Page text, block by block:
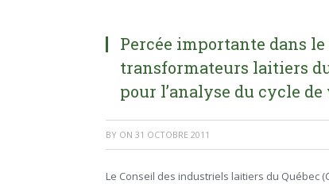
Percée importante dans
transformateurs laitiers
pour l’analyse du cycle
BY ON 31 OCTOBRE 2011
Le Conseil des industriels laitiers du Québec